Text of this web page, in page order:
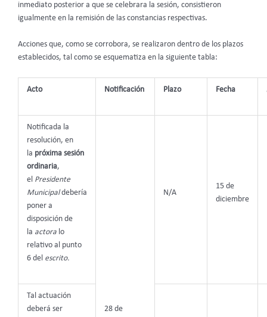
inmediato posterior a que se celebrara la sesión, consistieron
igualmente en la remisión de las constancias respectivas.
Acciones que, como se corrobora, se realizaron dentro de los plazos
establecidos, tal como se esquematiza en la siguiente tabla:
Acto Notificación Plazo Fecha
Notificada la
resolución, en
la próxima sesión
ordinaria,
el Presidente
Municipaldebería
poner a
disposición de
la actoralo
relativo al punto
6 del escrito.
28 de
N/A
15 de
diciembre
Tal actuación
deberá ser